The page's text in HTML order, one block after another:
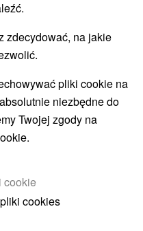
(2)
(5)
zdecydować, na jakie
pliki cookie na
niezbędne do
Twojej zgody na
cookie
cookies